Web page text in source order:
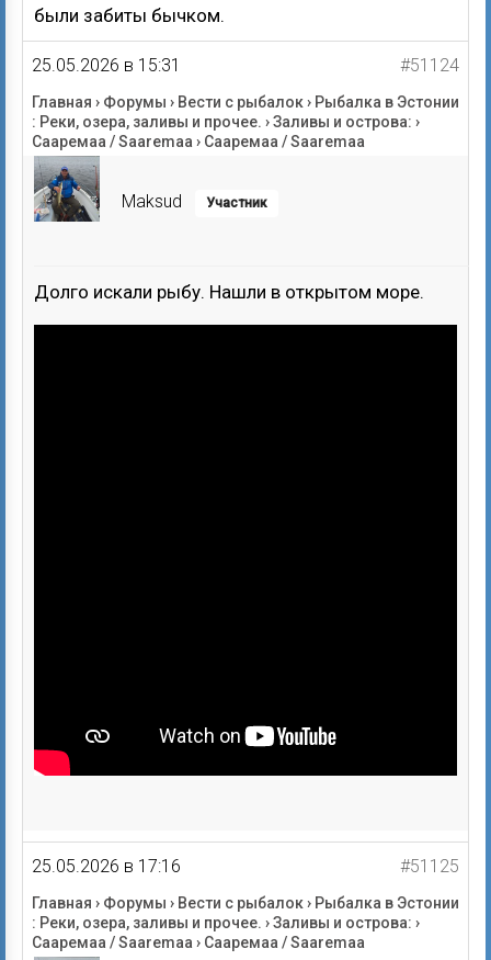
были забиты бычком.
25.05.2026 в 15:31 #51124
Главная › Форумы › Вести с рыбалок› Рыбалка в Эстонии
: Реки, озера, заливы и прочее. ›Заливы и острова: ›
Сааремаа / Saaremaa › Сааремаа / Saaremaa
Maksud Участник
Долго искали рыбу. Нашли в открытом море.
25.05.2026 в 17:16 #51125
Главная › Форумы › Вести с рыбалок› Рыбалка в Эстонии
: Реки, озера, заливы и прочее. ›Заливы и острова: ›
Сааремаа / Saaremaa › Сааремаа / Saaremaa